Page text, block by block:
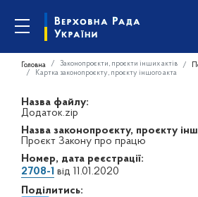
Головна Законопроєкти, проєкти інших актів
Картка законопроєкту, проєкту іншого акта
Назва файлу:
Додаток.zip
Назва законопроєкту, проєкту
Проєкт Закону про працю
Номер, дата реєстрації:
2708-1 від 11.01.2020
Поділитись: